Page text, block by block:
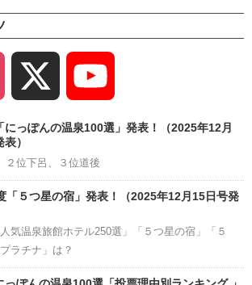
Instagram
Channel
にっぽんの温泉100選」発表！（2025年12月
）
２位下呂、３位道後
「５つ星の宿」発表！（2025年12月15日号発
気温泉旅館ホテル250選」「５つ星の宿」「５
ラチナ」は？